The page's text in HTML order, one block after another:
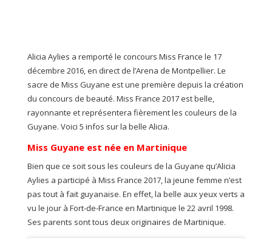
Alicia Aylies a remporté le concours Miss France le 17
décembre 2016, en direct de l’Arena de Montpellier. Le
sacre de Miss Guyane est une première depuis la création
du concours de beauté. Miss France 2017 est belle,
rayonnante et représentera fièrement les couleurs de la
Guyane. Voici 5 infos sur la belle Alicia.
Miss Guyane est née en Martinique
Bien que ce soit sous les couleurs de la Guyane qu’Alicia
Aylies a participé à Miss France 2017, la jeune femme n’est
pas tout à fait guyanaise. En effet, la belle aux yeux verts a
vu le jour à Fort-de-France en Martinique le 22 avril 1998.
Ses parents sont tous deux originaires de Martinique.